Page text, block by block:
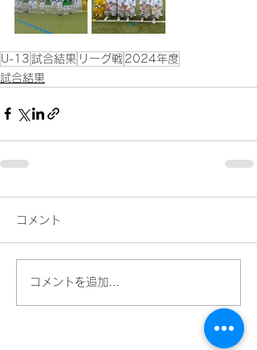
U-13 試合結果 リーグ戦 2024年度
試合結果
コメント
コメントを追加…